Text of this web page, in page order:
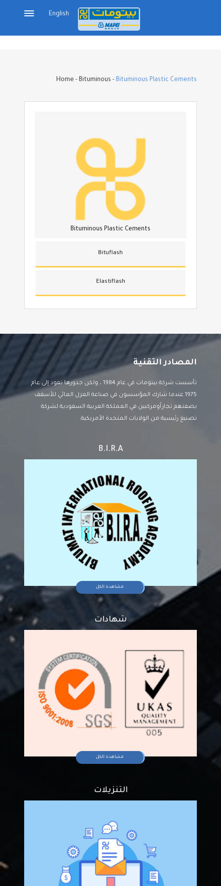
English
Home - Bituminous - Bituminous Plastic Cements
Bituminous Plastic Cements
Bituflash
Elastiflash
المصادر التقنية
تأسست شركة بيتومات في عام 1984 ، ولكن جذورها تعود إلى عام
1975 عندما شارك المؤسسون في صناعة العزل المائي للأسقف
بصفتهم تجاراًومركبين في المملكة العربية السعودية لشركة
تصنيع رئيسية من الولايات المتحدة الأمريكية.
B.I.R.A
مشاهدة الكل
شهادات
مشاهدة الكل
التنزيلات